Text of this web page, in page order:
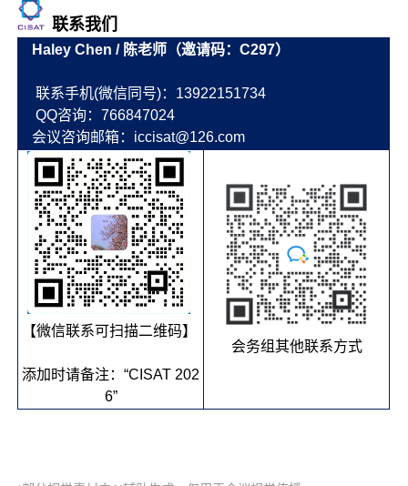
联系我们
Haley Chen / 陈老师（邀请码：C297）
联系手机(微信同号)：13922151734
QQ咨询：766847024
会议咨询邮箱：iccisat@126.com
【微信联系可扫描二维码】
添加时请备注：“CISAT 202
6”
会务组其他联系方式